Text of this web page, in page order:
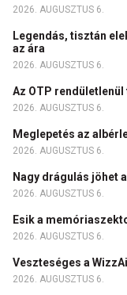
2026. AUGUSZTUS 6.
Legendás, tisztán
az ára
2026. AUGUSZTUS 6.
Az OTP
2026. AUGUSZTUS 6.
Meglepetés az
2026. AUGUSZTUS 6.
Nagy drágulás jöhet
2026. AUGUSZTUS 6.
Esik a
2026. AUGUSZTUS 6.
Veszteséges a
2026. AUGUSZTUS 6.